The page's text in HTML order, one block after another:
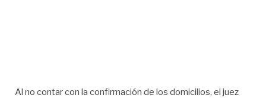
Al no contar con la confirmación de los domicilios, el juez